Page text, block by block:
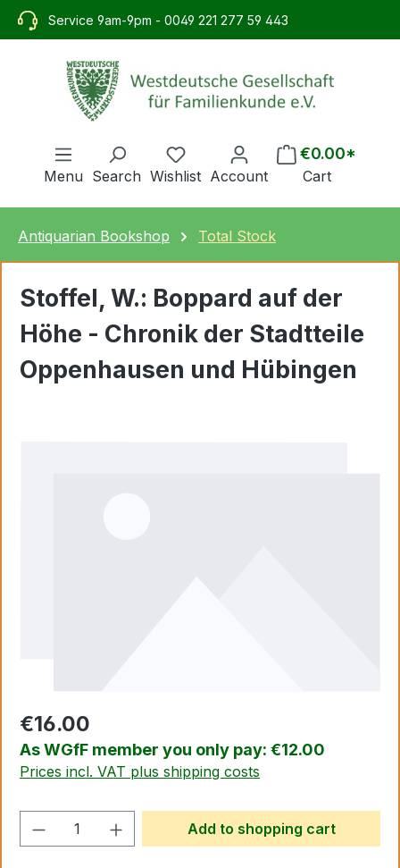
contentService 9am-9pm - 0049 221 277 59 443
Menu Search Wishlist Account
€0.00*
Cart
Antiquarian Bookshop Total Stock
Stoffel, W.: Boppard auf der
Höhe - Chronik der Stadtteile
Oppenhausen und Hübingen
€16.00
As WGfF member you only pay: €12.00
Prices incl. VAT plus shipping costs
Product Quantity: Enter the desired
Add to shopping cart